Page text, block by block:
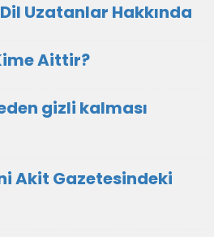
Uzatanlar Hakkında
Aittir?
gizli kalması
Akit Gazetesindeki